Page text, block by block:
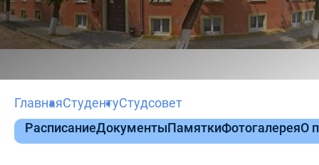
ГлавнаяСтудентуСтудсовет
РасписаниеДокументыПамяткиФотогалереяО